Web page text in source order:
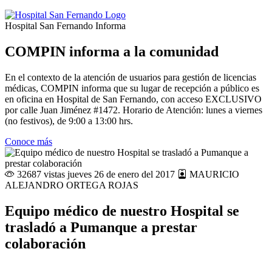
Hospital San Fernando Informa
COMPIN informa a la comunidad
En el contexto de la atención de usuarios para gestión de licencias
médicas, COMPIN informa que su lugar de recepción a público es
en oficina en Hospital de San Fernando, con acceso EXCLUSIVO
por calle Juan Jiménez #1472. Horario de Atención: lunes a viernes
(no festivos), de 9:00 a 13:00 hrs.
Conoce más
32687 vistas jueves 26 de enero del 2017
MAURICIO
ALEJANDRO ORTEGA ROJAS
Equipo médico de nuestro Hospital se
trasladó a Pumanque a prestar
colaboración